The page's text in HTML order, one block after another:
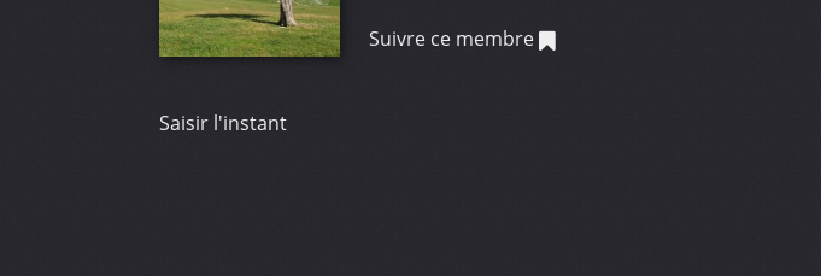
Suivre ce membre
Saisir l'instant